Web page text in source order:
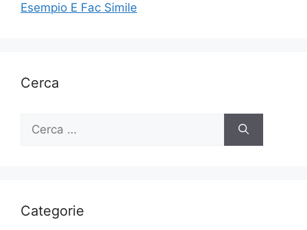
Esempio E Fac Simile
Cerca
Ricerca
Categorie